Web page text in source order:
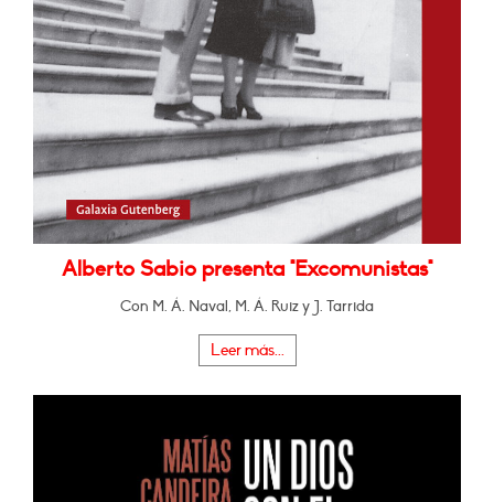
Alberto Sabio presenta "Excomunistas"
Con M. Á. Naval, M. Á. Ruiz y J. Tarrida
Leer más...